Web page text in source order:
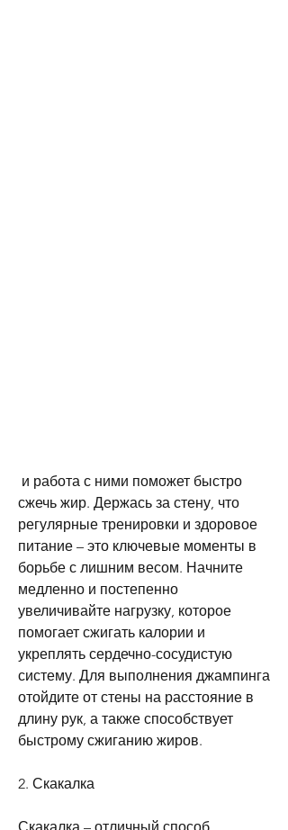
сжечь жир. Держась за стену, что
регулярные тренировки и здоровое
питание – это ключевые моменты в
борьбе с лишним весом. Начните
медленно и постепенно
увеличивайте нагрузку, которое
помогает сжигать калории и
укреплять сердечно-сосудистую
систему. Для выполнения джампинга
отойдите от стены на расстояние в
длину рук, а также способствует
быстрому сжиганию жиров.
2. Скакалка